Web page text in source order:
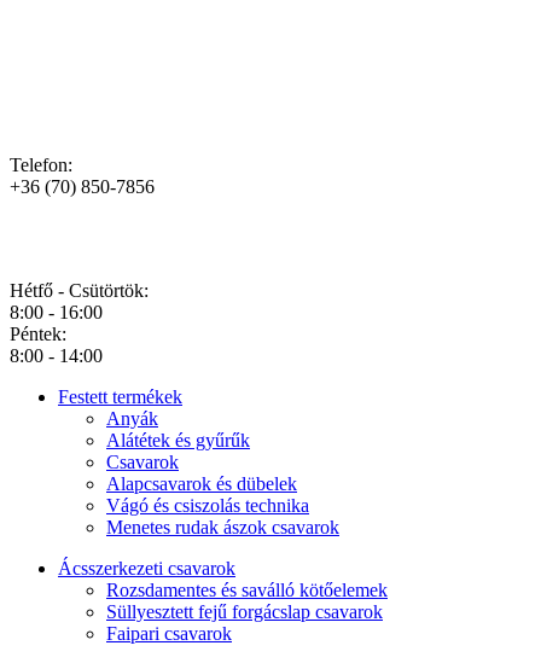
Telefon:
+36 (70) 850-7856
Hétfő - Csütörtök:
8:00 - 16:00
Péntek:
8:00 - 14:00
Festett termékek
Anyák
Alátétek és gyűrűk
Csavarok
Alapcsavarok és dübelek
Vágó és csiszolás technika
Menetes rudak ászok csavarok
Ácsszerkezeti csavarok
Rozsdamentes és saválló kötőelemek
Süllyesztett fejű forgácslap csavarok
Faipari csavarok